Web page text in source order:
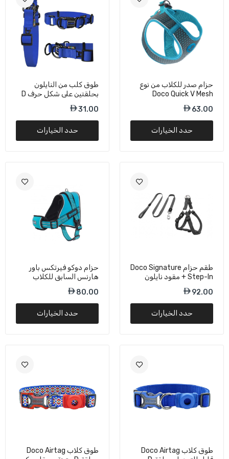
مقاس 2.5 × 45-68 سم
38.00
طوق كلاب Doco Airtag بحلقة D متينة - مقاس
كبير
لون البحر المرجاني - صغير
110.00
47.25
طقم سرج ومقود للقطط من دوكو سيجنتشر، أحمر،
سرج رياضي شبكي للكلاب من دوكو، مقاس صغير جدًا
(XXS)، لون فيروزي - 30-34 سم / 1-2 كجم
42.00
لون فيروزي - 37-40 سم / 3-4.5 كجم
حزام صدر للكلاب من نوع
Doco Quick V Mesh
63.00
حدد الخيارات
طوق كلب من النايلون
بحلقتين على شكل حرف D
من دوكو
31.00
حدد الخيارات
طقم حزام Doco Signature
Step-In + مقود نايلون
92.00
حدد الخيارات
حزام دوكو فيرتكس باور
هارنس السابق للكلاب
القوية المتينة
80.00
حدد الخيارات
طوق كلاب Doco Airtag
طوق كلاب Doco Airtag